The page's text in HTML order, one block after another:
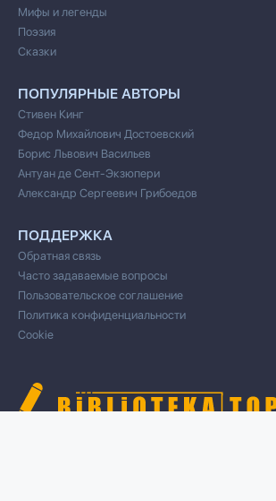
Мифы и легенды
Поэзия
Сказки
ПОПУЛЯРНЫЕ АВТОРЫ
Стивен Кинг
Федор Михайлович Достоевский
Борис Львович Васильев
Антуан де Сент-Экзюпери
Александр Сергеевич Грибоедов
ПОДДЕРЖКА
Обратная связь
Часто задаваемые вопросы
Пользовательское соглашение
Политика конфиденциальности
Cookie